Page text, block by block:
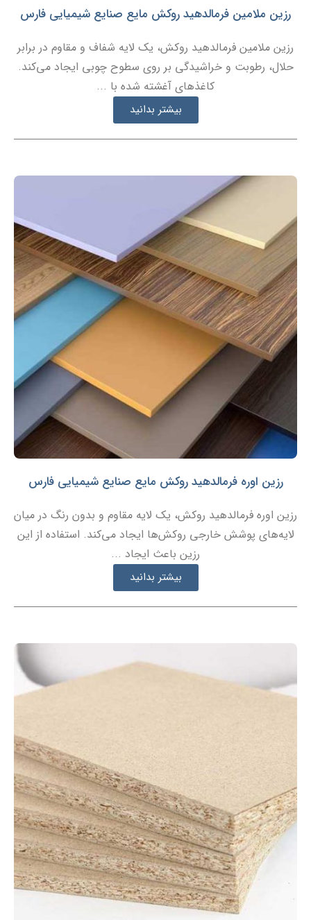
رزین ملامین فرمالدهید روکش مایع صنایع شیمیایی فارس
رزین ملامین فرمالدهید روکش، یک لایه شفاف و مقاوم در برابر
حلال، رطوبت و خراشیدگی بر روی سطوح چوبی ایجاد می‌کند.
کاغذهای آغشته شده با ...
بیشتر بدانید
رزین اوره فرمالدهید روکش مایع صنایع شیمیایی فارس
رزین اوره فرمالدهید روکش، یک لایه مقاوم و بدون رنگ در میان
لایه‌های پوشش خارجی روکش‌ها ایجاد می‌کند. استفاده از این
رزین باعث ایجاد ...
بیشتر بدانید